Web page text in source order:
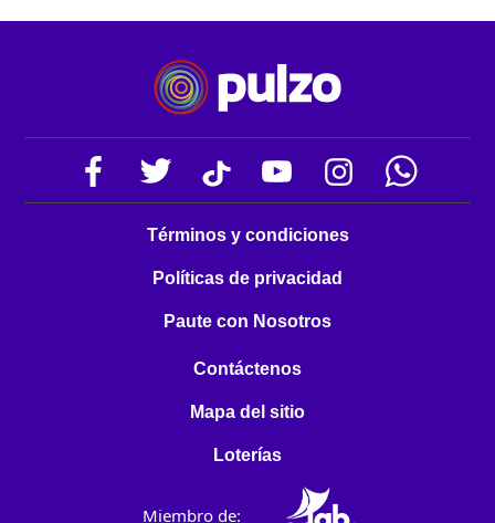
Términos y condiciones
Políticas de privacidad
Paute con Nosotros
Contáctenos
Mapa del sitio
Loterías
Miembro de: